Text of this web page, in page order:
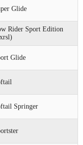
Glide
Rider Sport Edition
Glide
Springer